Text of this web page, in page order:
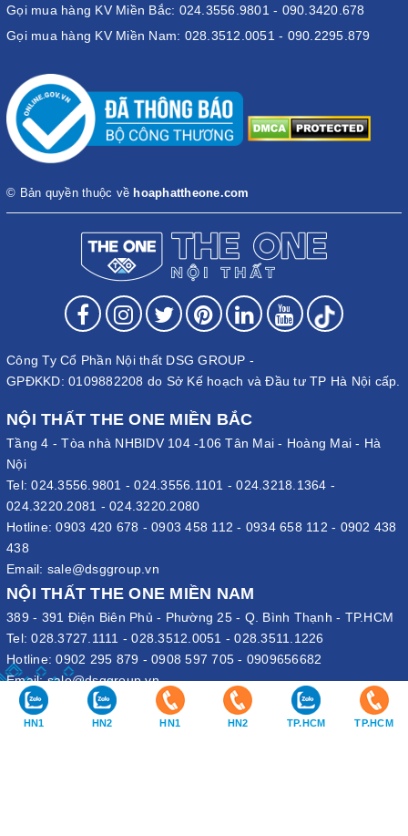
Gọi mua hàng KV Miền Bắc: 024.3556.9801 - 090.3420.678
Gọi mua hàng KV Miền Nam: 028.3512.0051 - 090.2295.879
© Bản quyền thuộc về hoaphattheone.com
Công Ty Cổ Phần Nội thất DSG GROUP -
GPĐKKD: 0109882208 do Sở Kế hoạch và Đầu tư TP Hà Nội cấp.
NỘI THẤT THE ONE MIỀN BẮC
Tầng 4 - Tòa nhà NHBIDV 104 -106 Tân Mai - Hoàng Mai - Hà
Nội
Tel:024.3556.9801 -024.3556.1101 -024.3218.1364 -
024.3220.2081 - 024.3220.2080
Hotline:0903 420 678 - 0903 458 112 - 0934 658 112 - 0902 438
438
Email: sale@dsggroup.vn
NỘI THẤT THE ONE MIỀN NAM
389 - 391 Điện Biên Phủ - Phường 25 - Q. Bình Thạnh - TP.HCM
Tel:028.3727.1111 -028.3512.0051 -028.3511.1226
Hotline:0902 295 879 - 0908 597 705 - 0909656682
Email:sale@dsggroup.vn
VĂN PHÒNG TẬP ĐOÀN
109 Trần Hưng Đạo - P. Cửa Nam - Q. Hoàn Kiếm - Hà Nội
HN1 HN2 HN1 HN2 TP.HCM TP.HCM